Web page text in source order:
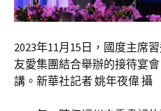
2023年11月15日，國度主席
友愛集團結合舉辦的接待宴
講。新華社記者 姚年夜偉 攝